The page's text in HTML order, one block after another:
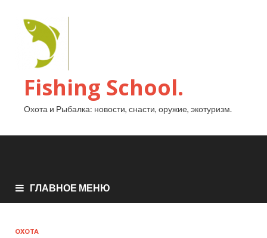
Fishing School.
Охота и Рыбалка: новости, снасти, оружие, экотуризм.
ГЛАВНОЕ МЕНЮ
ОХОТА